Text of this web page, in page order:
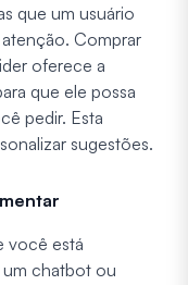
que um usuário
Comprar
oferece a
que ele possa
pedir. Esta
sugestões.
você está
chatbot ou